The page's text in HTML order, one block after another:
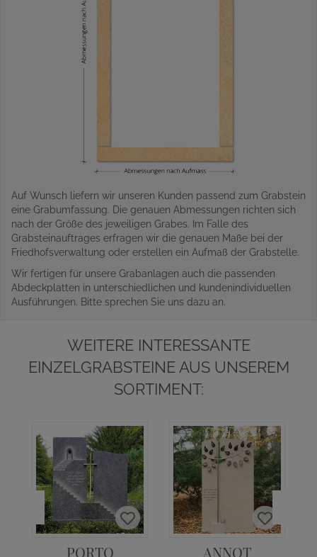
Auf Wunsch liefern wir unseren Kunden passend zum Grabstein
eine Grabumfassung. Die genauen Abmessungen richten sich
nach der Größe des jeweiligen Grabes. Im Falle des
Grabsteinauftrages erfragen wir die genauen Maße bei der
Friedhofsverwaltung oder erstellen ein Aufmaß der Grabstelle.
Wir fertigen für unsere Grabanlagen auch die passenden
Abdeckplatten in unterschiedlichen und kundenindividuellen
Ausführungen. Bitte sprechen Sie uns dazu an.
WEITERE INTERESSANTE
EINZELGRABSTEINE AUS UNSEREM
SORTIMENT:
PORTO ANNOT